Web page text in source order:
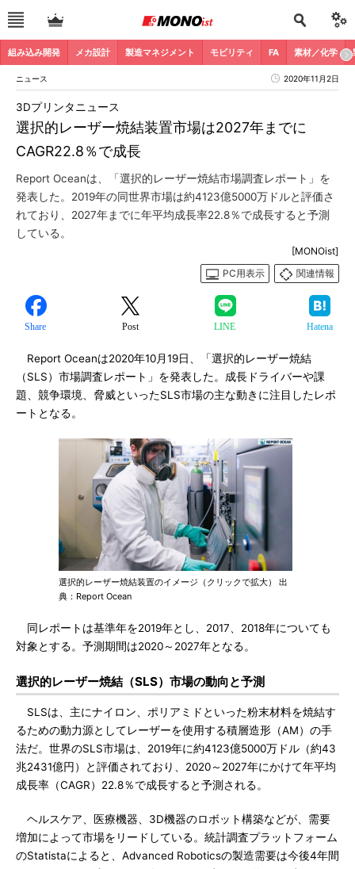
組み込み開発 メカ設計 製造マネジメント モビリティ FA 素材／化学
ニュース 2020年11月2日
選択的レーザー焼結装置市場は2027年までに
CAGR22.8％で成長
3Dプリンタニュース
Report Oceanは、「選択的レーザー焼結市場調査レポート」を
発表した。2019年の同世界市場は約4123億5000万ドルと評価さ
れており、2027年までに年平均成長率22.8％で成長すると予測
している。
[MONOist]
PC用表示
関連情報
Share Post LINE Hatena
Report Oceanは2020年10月19日、「選択的レーザー焼結
（SLS）市場調査レポート」を発表した。成長ドライバーや課
題、競争環境、脅威といったSLS市場の主な動きに注目したレポ
ートとなる。
選択的レーザー焼結装置のイメージ（クリックで拡大） 出
典：Report Ocean
同レポートは基準年を2019年とし、2017、2018年についても
対象とする。予測期間は2020～2027年となる。
選択的レーザー焼結（SLS）市場の動向と予測
SLSは、主にナイロン、ポリアミドといった粉末材料を焼結す
るための動力源としてレーザーを使用する積層造形（AM）の手
法だ。世界のSLS市場は、2019年に約4123億5000万ドル（約43
兆2431億円）と評価されており、2020～2027年にかけて年平均
成長率（CAGR）22.8％で成長すると予測される。
ヘルスケア、医療機器、3D機器のロボット構築などが、需要
増加によって市場をリードしている。統計調査プラットフォーム
のStatistaによると、Advanced Roboticsの製造需要は今後4年間